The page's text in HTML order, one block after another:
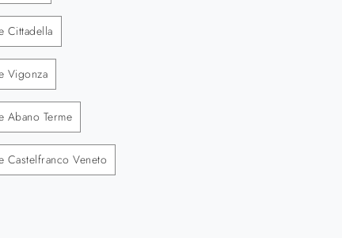
Cittadella
Vigonza
Abano Terme
Castelfranco Veneto